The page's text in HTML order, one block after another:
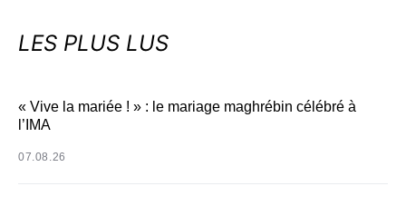
LES PLUS LUS
« Vive la mariée ! » : le mariage maghrébin célébré à
l’IMA
07.08.26